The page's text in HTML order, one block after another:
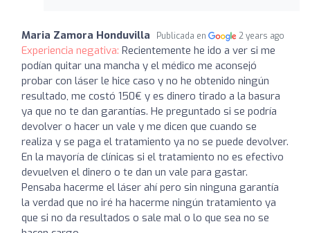
Maria Zamora Honduvilla Publicada en 2 years ago
Experiencia negativa: Recientemente he ido a ver si me
podían quitar una mancha y el médico me aconsejó
probar con láser le hice caso y no he obtenido ningún
resultado, me costó 150€ y es dinero tirado a la basura
ya que no te dan garantías. He preguntado si se podría
devolver o hacer un vale y me dicen que cuando se
realiza y se paga el tratamiento ya no se puede devolver.
En la mayoría de clínicas si el tratamiento no es efectivo
devuelven el dinero o te dan un vale para gastar.
Pensaba hacerme el láser ahí pero sin ninguna garantía
la verdad que no iré ha hacerme ningún tratamiento ya
que si no da resultados o sale mal o lo que sea no se